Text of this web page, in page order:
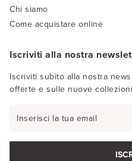
Chi siamo
Come acquistare online
Iscriviti alla nostra
Iscriviti subito alla nostra
offerte e sulle nuove